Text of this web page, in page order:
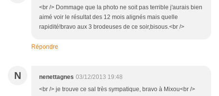
<br /> Dommage que la photo ne soit pas terrible j'aurais bien
aimé voir le résultat des 12 mois alignés mais quelle
rapidité!bravo aux 3 brodeuses de ce soir,bisous.<br />
Répondre
N nenettagnes 03/12/2013 19:48
<br /> je trouve ce sal très sympatique, bravo à Mixou<br />